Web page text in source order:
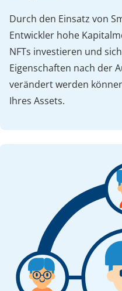
Durch den Einsatz von
Entwickler hohe
NFTs investieren und
Eigenschaften nach der
verändert werden
Ihres Assets.